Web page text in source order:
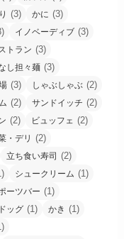
(3) かに (3)
イノベーディブ (3)
トラン (3)
し担々麺 (3)
(3) しゃぶしゃぶ (2)
(2) サンドイッチ (2)
(2) ビュッフェ (2)
・デリ (2)
立ち食い寿司 (2)
シュークリーム (1)
ーツバー (1)
ッグ (1) かき (1)